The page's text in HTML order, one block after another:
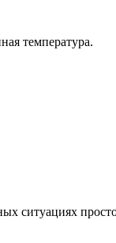
температура.
ситуациях